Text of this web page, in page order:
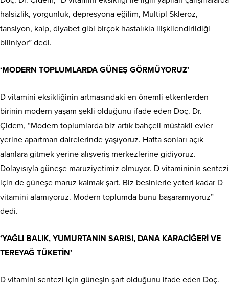
halsizlik, yorgunluk, depresyona eğilim, Multipl Skleroz,
tansiyon, kalp, diyabet gibi birçok hastalıkla ilişkilendirildiği
biliniyor” dedi.
‘MODERN TOPLUMLARDA GÜNEŞ GÖRMÜYORUZ’
D vitamini eksikliğinin artmasındaki en önemli etkenlerden
birinin modern yaşam şekli olduğunu ifade eden Doç. Dr.
Çidem, “Modern toplumlarda biz artık bahçeli müstakil evler
yerine apartman dairelerinde yaşıyoruz. Hafta sonları açık
alanlara gitmek yerine alışveriş merkezlerine gidiyoruz.
Dolayısıyla güneşe maruziyetimiz olmuyor. D vitamininin sentezi
için de güneşe maruz kalmak şart. Biz besinlerle yeteri kadar D
vitamini alamıyoruz. Modern toplumda bunu başaramıyoruz”
dedi.
‘YAĞLI BALIK, YUMURTANIN SARISI, DANA KARACİĞERİ VE
TEREYAĞ TÜKETİN’
D vitamini sentezi için güneşin şart olduğunu ifade eden Doç.